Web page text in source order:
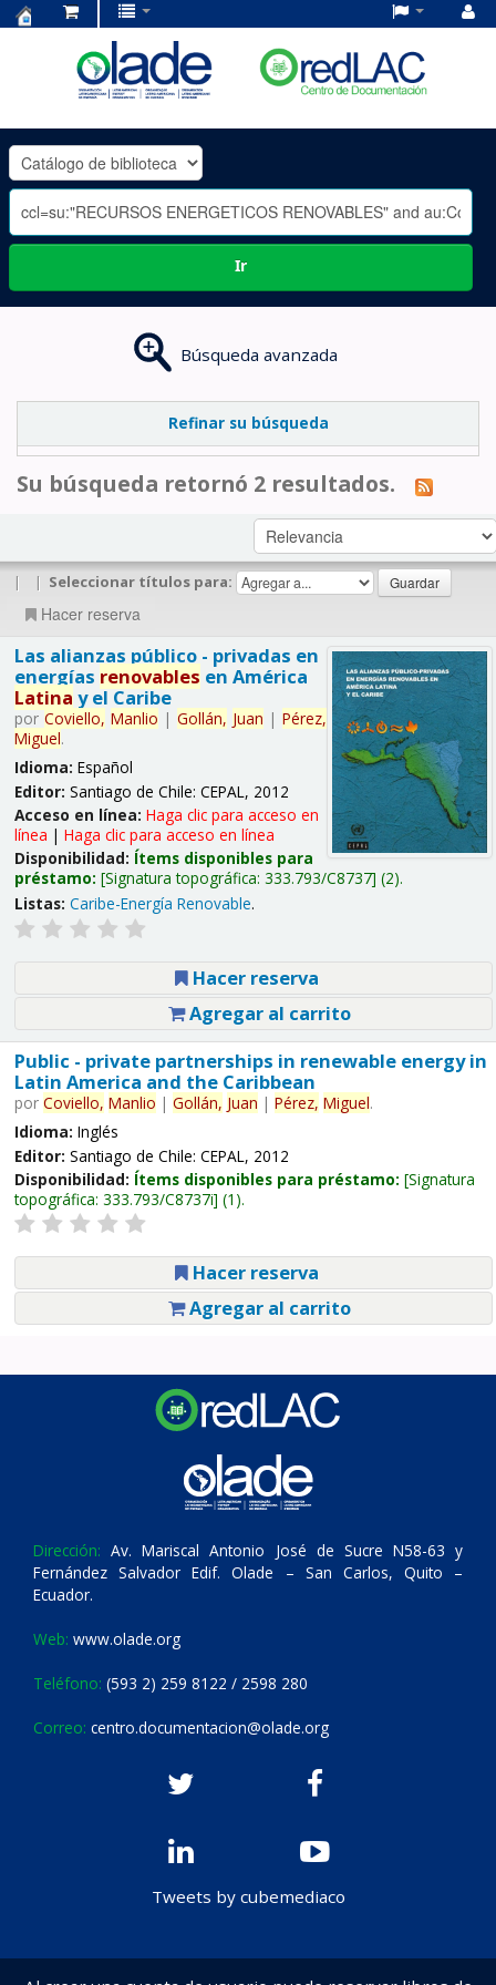
OLADE
-
Ir
Búsqueda avanzada
Refinar su búsqueda
Su búsqueda retornó 2 resultados.
| | Seleccionar títulos para:
Hacer reserva
Las alianzas público - privadas en
energías renovables en América
Latina y el Caribe
por Coviello, Manlio | Gollán, Juan | Pérez,
Miguel.
Idioma: Español
Editor: Santiago de Chile: CEPAL, 2012
Acceso en línea: Haga clic para acceso en
línea | Haga clic para acceso en línea
Disponibilidad: Ítems disponibles para
préstamo: Signatura topográfica: 333.793/C8737 (2).
Listas: Caribe-Energía Renovable.
Hacer reserva
Agregar al carrito
Public - private partnerships in renewable energy in
Latin America and the Caribbean
por Coviello, Manlio | Gollán, Juan | Pérez, Miguel.
Idioma: Inglés
Editor: Santiago de Chile: CEPAL, 2012
Disponibilidad: Ítems disponibles para préstamo: Signatura
topográfica: 333.793/C8737i (1).
Hacer reserva
Agregar al carrito
Dirección: Av. Mariscal Antonio José de Sucre N58-63 y
Fernández Salvador Edif. Olade – San Carlos, Quito –
Ecuador.
Web: www.olade.org
Teléfono: (593 2) 259 8122 / 2598 280
Correo: centro.documentacion@olade.org
Tweets by cubemediaco